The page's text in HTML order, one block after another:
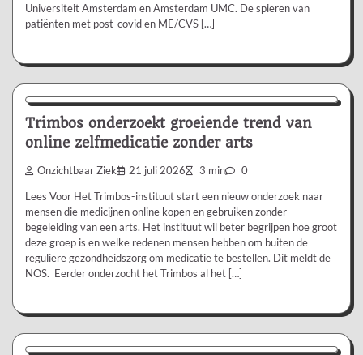
Universiteit Amsterdam en Amsterdam UMC. De spieren van
patiënten met post-covid en ME/CVS […]
Nieuws/Informatie
Trimbos onderzoekt groeiende trend van
online zelfmedicatie zonder arts
Onzichtbaar Ziek 21 juli 2026 3 min 0
Lees Voor Het Trimbos-instituut start een nieuw onderzoek naar
mensen die medicijnen online kopen en gebruiken zonder
begeleiding van een arts. Het instituut wil beter begrijpen hoe groot
deze groep is en welke redenen mensen hebben om buiten de
reguliere gezondheidszorg om medicatie te bestellen. Dit meldt de
NOS. Eerder onderzocht het Trimbos al het […]
Aanbevolen